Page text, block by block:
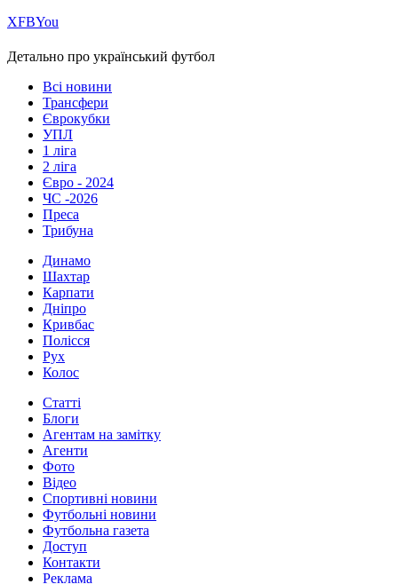
ХFBYou
Детально про український футбол
Всі новини
Трансфери
Єврокубки
УПЛ
1 ліга
2 ліга
Євро - 2024
ЧС -2026
Преса
Трибуна
Динамо
Шахтар
Карпати
Дніпро
Кривбас
Полісся
Рух
Колос
Статті
Блоги
Агентам на замітку
Агенти
Фото
Відео
Спортивні новини
Футбольні новини
Футбольна газета
Доступ
Контакти
Реклама